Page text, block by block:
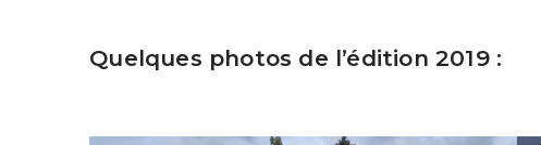
Quelques photos de l’édition 2019 :